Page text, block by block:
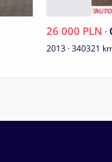
26 000 PLN ·
2013 · 340321